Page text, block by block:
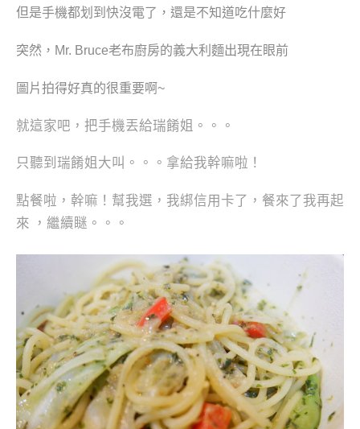
但是手機都划 到快沒電了，還是不知道吃什麼好
突然，Mr. Bruce老布廚房的義大利麵出現在眼前
圖片拍得好真的很重要啊~
就這家吧， 把手機丟給瑞餚姐。。。
只聽到瑞餚姐大叫。。。拿給我幹嘛啦！
點餐啦，幹嘛！幫我選，我綁信用卡了，餐來了我再起
來 ，繼續瞇。。。